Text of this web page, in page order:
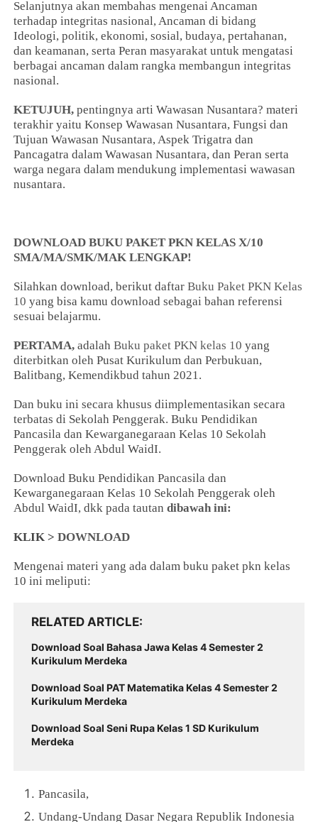
Selanjutnya akan membahas mengenai Ancaman
terhadap integritas nasional, Ancaman di bidang
Ideologi, politik, ekonomi, sosial, budaya, pertahanan,
dan keamanan, serta Peran masyarakat untuk mengatasi
berbagai ancaman dalam rangka membangun integritas
nasional.
KETUJUH, pentingnya arti Wawasan Nusantara? materi
terakhir yaitu Konsep Wawasan Nusantara, Fungsi dan
Tujuan Wawasan Nusantara, Aspek Trigatra dan
Pancagatra dalam Wawasan Nusantara, dan Peran serta
warga negara dalam mendukung implementasi wawasan
nusantara.
DOWNLOAD BUKU PAKET PKN KELAS X/10
SMA/MA/SMK/MAK LENGKAP!
Silahkan download, berikut daftarBuku Paket PKN Kelas
10 yang bisa kamu download sebagai bahan referensi
sesuai belajarmu.
PERTAMA, adalahBuku paket PKN kelas 10yang
diterbitkan oleh Pusat Kurikulum dan Perbukuan,
Balitbang, Kemendikbud tahun 2021.
Dan buku ini secara khusus diimplementasikan secara
terbatas di Sekolah Penggerak. Buku Pendidikan
Pancasila dan Kewarganegaraan Kelas 10 Sekolah
Penggerak oleh Abdul WaidI.
Download Buku Pendidikan Pancasila dan
Kewarganegaraan Kelas 10 Sekolah Penggerak oleh
Abdul WaidI, dkk pada tautandibawah ini:
KLIK >DOWNLOAD
Mengenai materi yang ada dalam buku paket pkn kelas
10 ini meliputi:
RELATED ARTICLE
Download Soal Bahasa Jawa Kelas 4 Semester 2
Kurikulum Merdeka
Download Soal PAT Matematika Kelas 4 Semester 2
Kurikulum Merdeka
Download Soal Seni Rupa Kelas 1 SD Kurikulum
Merdeka
Pancasila,
Undang-Undang Dasar Negara Republik Indonesia